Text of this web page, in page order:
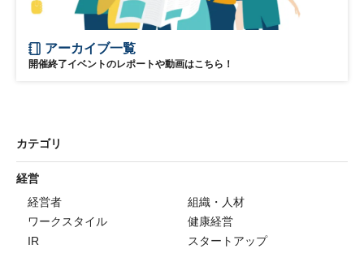
アーカイブ一覧
開催終了イベントのレポートや動画はこちら！
カテゴリ
経営
経営者
組織・人材
ワークスタイル
健康経営
IR
スタートアップ